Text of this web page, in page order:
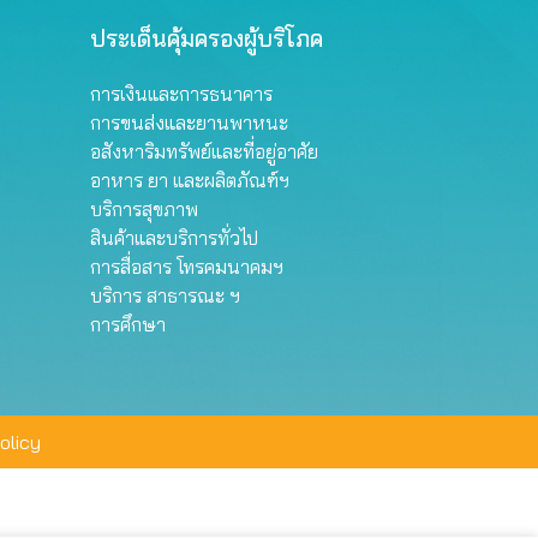
ประเด็นคุ้มครองผู้บริโภค
การเงินและการธนาคาร
การขนส่งและยานพาหนะ
อสังหาริมทรัพย์และที่อยู่อาศัย
อาหาร ยา และผลิตภัณฑ์ฯ
บริการสุขภาพ
สินค้าและบริการทั่วไป
การสื่อสาร โทรคมนาคมฯ
บริการ สาธารณะ ฯ
การศึกษา